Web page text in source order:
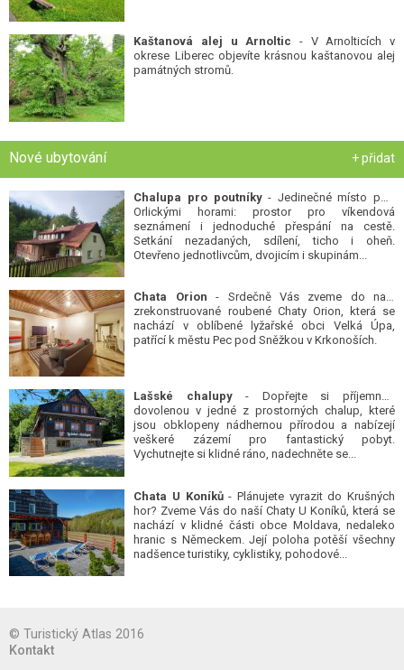
Kaštanová alej u Arnoltic - V Arnolticích v
okrese Liberec objevíte krásnou kaštanovou alej
památných stromů.
Nové ubytování + přidat
Chalupa pro poutníky- Jedinečné místo pod
Orlickými horami: prostor pro víkendová
seznámení i jednoduché přespání na cestě.
Setkání nezadaných, sdílení, ticho i oheň.
Otevřeno jednotlivcům, dvojicím i skupinám...
Chata Orion - Srdečně Vás zveme do naší
zrekonstruované roubené Chaty Orion, která se
nachází v oblíbené lyžařské obci Velká Úpa,
patřící k městu Pec pod Sněžkou v Krkonoších.
Lašské chalupy- Dopřejte si příjemnou
dovolenou v jedné z prostorných chalup, které
jsou obklopeny nádhernou přírodou a nabízejí
veškeré zázemí pro fantastický pobyt.
Vychutnejte si klidné ráno, nadechněte se...
Chata U Koníků- Plánujete vyrazit do Krušných
hor? Zveme Vás do naší Chaty U Koníků, která se
nachází v klidné části obce Moldava, nedaleko
hranic s Německem. Její poloha potěší všechny
nadšence turistiky, cyklistiky, pohodové...
© Turistický Atlas 2016
Kontakt